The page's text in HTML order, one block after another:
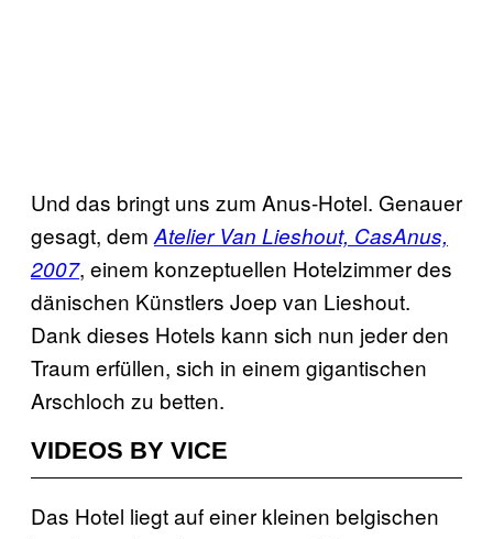
Und das bringt uns zum Anus-Hotel. Genauer
gesagt, dem Atelier Van Lieshout, CasAnus,
2007, einem konzeptuellen Hotelzimmer des
dänischen Künstlers Joep van Lieshout.
Dank dieses Hotels kann sich nun jeder den
Traum erfüllen, sich in einem gigantischen
Arschloch zu betten.
VIDEOS BY VICE
Das Hotel liegt auf einer kleinen belgischen